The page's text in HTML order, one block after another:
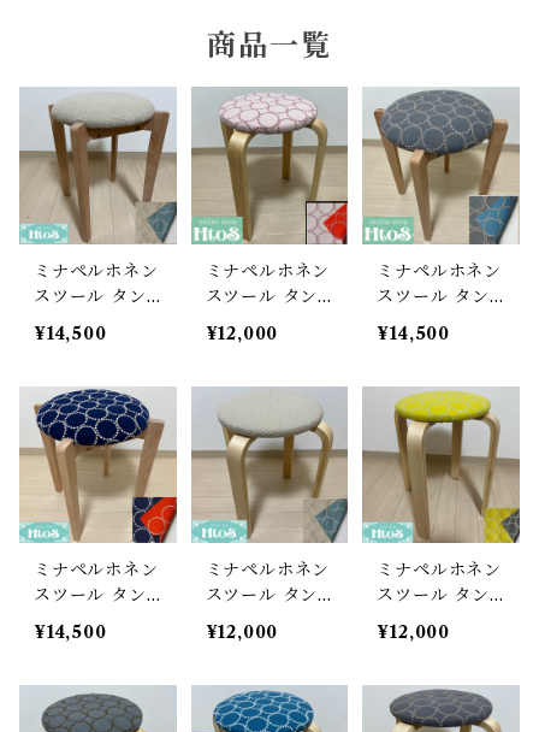
ベンチスツール
標準四角スツール
丸脚四角スツール
細脚四角スツール
丸椅子
丸椅子 角脚タイプ
丸椅子タイプ
商品一覧
ミナペルホネン
スツール タン
バリン 丸椅子
角脚【エクリ
ー】
¥14,500
ミナペルホネン
スツール タン
バリン 丸椅子
【ピンクベージ
¥12,000
ミナペルホネン
スツール タン
バリン 丸椅子
角脚【グレー/
¥14,500
ミナペルホネン
スツール タン
バリン 丸椅子
角脚【ネイビ
¥14,500
ミナペルホネン
スツール タン
バリン 丸椅子
【エクリュ/ラ
¥12,000
ミナペルホネン
スツール タン
バリン 丸椅子
【イエロー/グ
¥12,000